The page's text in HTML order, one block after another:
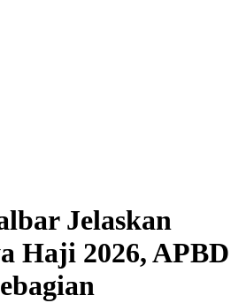
Jelaskan
Haji 2026, APBD